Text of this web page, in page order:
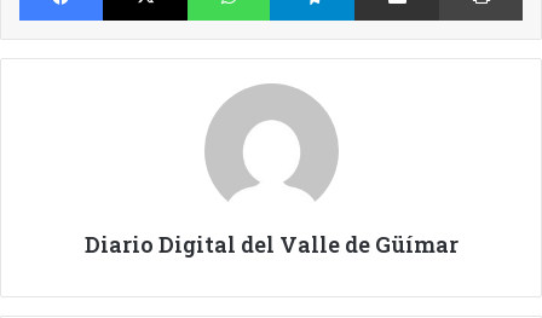
Diario Digital del Valle de Güímar